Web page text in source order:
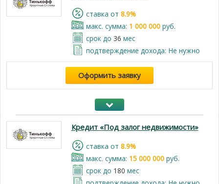
cтавка от 8.9%
макс. сумма: 1 000 000руб.
срок до 36 мес
подтверждение дохода: Не нужно
Оформить заявку
Кредит «Под залог недвижимости»
cтавка от 8.9%
макс. сумма: 15 000 000руб.
срок до 180 мес